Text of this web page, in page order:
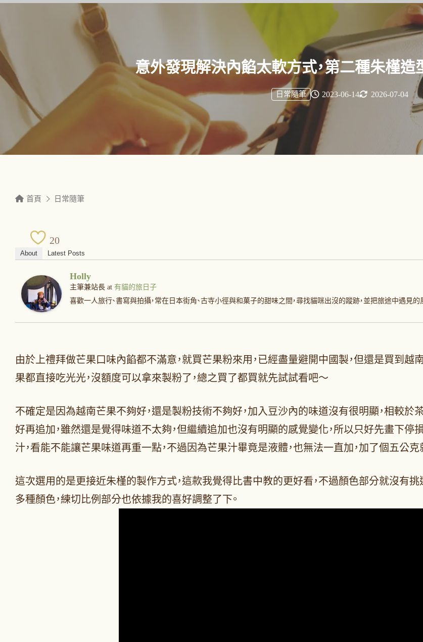
意外發現解決內餡太軟方式，第二種朱槿造
2023-06-14 2026-07-04
日常隨筆
首頁 日常隨筆
20
About Latest Posts
Holly
主筆兼站長 at 有貓的旅日子
喜歡一人旅行、書寫與拍攝，常在日本街角、古寺小徑與和菓子的甜味之間，尋找貓咪出沒的蹤跡，並把旅途中遇見
由於上禮拜做芒果口味內餡都不滿意，就買芒果粉來用，已經盡量避開中國製，但還是買到越
果都直接吃光光，沒額度可以拿來製粉了，總之買了都買就先試試看吧～
不確定是因為越南芒果不夠好，還是製粉技術不夠好，加入豆沙內的味道沒有很明顯，相較於
好再追加，雖然還是覺得味道不太夠，但繼續追加也沒有明顯的感覺變化，所以只好先畫下停
汁，看能不能讓芒果味道再重一點，不過因為芒果汁畢竟是液體，也無法一直加，加了個五公克
這次選用的是更接近朱槿的製作方式，這款我覺得比書中教的更好看，不過顏色部分就沒有
多種顏色，練切比例部分也依據我的喜好調整了下。